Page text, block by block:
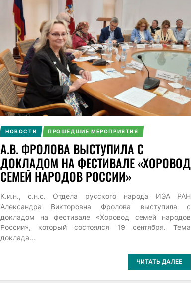
НОВОСТИ ПРОШЕДШИЕ МЕРОПРИЯТИЯ
А.В. ФРОЛОВА ВЫСТУПИЛА С
ДОКЛАДОМ НА ФЕСТИВАЛЕ «ХОРОВОД
СЕМЕЙ НАРОДОВ РОССИИ»
К.и.н., с.н.с. Отдела русского народа ИЭА РАН
Александра Викторовна Фролова выступила с
докладом на фестивале «Хоровод семей народов
России», который состоялся 19 сентября. Тема
доклада...
ЧИТАТЬ ДАЛЕЕ